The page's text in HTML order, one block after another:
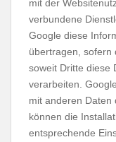
mit der
verbundene
Google diese
übertragen, sofern
soweit Dritte diese
verarbeiten.
mit anderen Daten
können die
entsprechende